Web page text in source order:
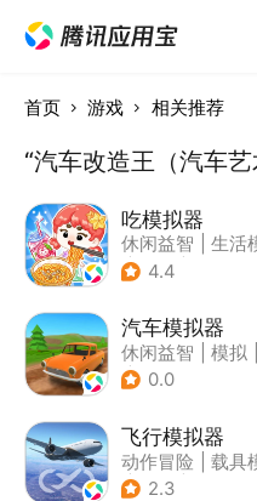
首页 游戏 相关推荐
“汽车改造王（汽车
吃模拟器
休闲益智
生活
| 美食
4.4
汽车模拟器
休闲益智 模拟
| 儿童游戏
0.0
飞行模拟器
动作冒险
载具
| 飞机
2.3